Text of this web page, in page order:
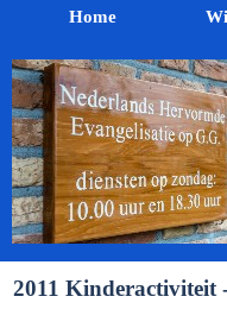
Home
2011 Kinderactiviteit